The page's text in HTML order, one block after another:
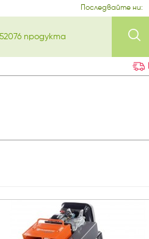
Последвайте ни: